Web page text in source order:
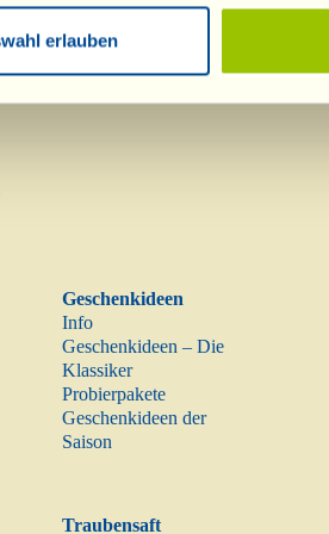
erlauben
Geschenkideen
Info
Geschenkideen – Die
Klassiker
Probierpakete
Geschenkideen der
Saison
Traubensaft